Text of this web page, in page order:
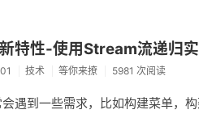
特性-使用Stream流递归
技术 等你来撩 5981 次阅读
遇到一些需求，比如构建菜单，